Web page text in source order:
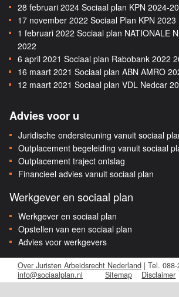
28 februari 2024 Sociaal plan KPN 2024-
17 november 2022 Sociaal Plan KPN 2023
1 februari 2022 Sociaal plan NATIONALE
2022
6 april 2021 Sociaal plan Rabobank 2022
16 maart 2021 Sociaal plan ABN AMRO
12 maart 2021 Sociaal plan VDL Nedcar
Advies voor u
Juridische ondersteuning vanuit sociaal
Outplacement begeleiding vanuit sociaal
Outplacement traject ontslag
Financieel advies vanuit sociaal plan
Werkgever en sociaal plan
Werkgever en sociaal plan
Opstellen van een sociaal plan
Advies voor werkgevers
Over Juristen Arbeidsrecht Nederland | Tel.
info@sociaalplan.nl
Sitemap Disclaimer